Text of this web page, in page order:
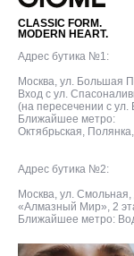
CLASSIC FORM.
MODERN HEART.
Адрес бутика №1:
Москва, ул. Большая
Вход с ул.
(на пересечении с
Ближайшее метро:
Октябрьская,
Адрес бутика №2:
Москва, ул.
«Алмазный Мир», 2
Ближайшее метро: